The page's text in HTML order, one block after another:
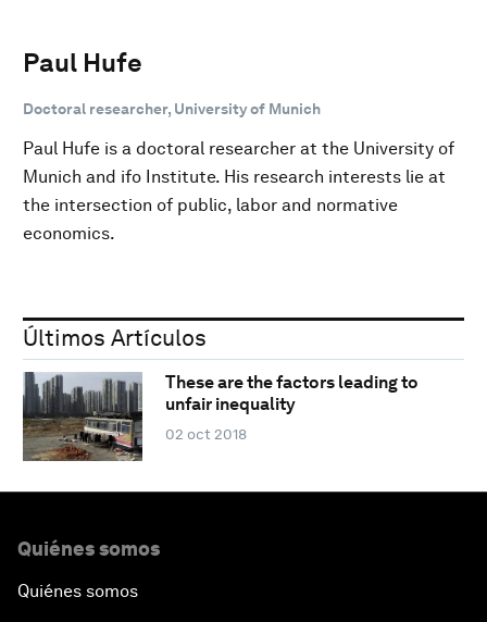
Paul Hufe
Doctoral researcher, University of Munich
Paul Hufe is a doctoral researcher at the University of
Munich and ifo Institute. His research interests lie at
the intersection of public, labor and normative
economics.
Últimos Artículos
These are the factors leading to
unfair inequality
02 oct 2018
Quiénes somos
Quiénes somos